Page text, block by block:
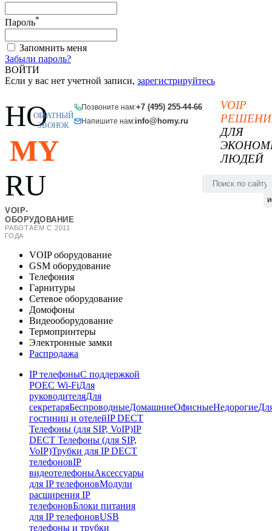
Пароль*
Запомнить меня
Забыли пароль?
ВОЙТИ
Если у вас нет учетной записи, зарегистрируйтесь
HO
MY
RU
VOIP-
ОБОРУДОВАНИЕ
РАБОТАЕМ С 2011
ГОДА
Позвоните нам:+7 (495) 255-44-66
Напишите нам:info@homy.ru
ОБРАТНЫЙ
ЗВОНОК
VOIP
ДЛЯ
ЛЮДЕЙ
VOIP оборудование
GSM оборудование
Телефония
Гарнитуры
Сетевое оборудование
Домофоны
Видеооборудование
Термопринтеры
Электронные замки
Распродажа
IP телефоныС поддержкой
POEC Wi-FiДля
руководителяДля
секретаряБеспроводныеДомашниеОфисныеНедорогие
гостиниц и отелейIP DECT
Телефоны (для SIP, VoIP)IP
DECT Телефоны (для SIP,
VoIP)Трубки для IP DECT
телефоновIP
видеотелефоныАксессуары
для IP телефоновМодули
расширения IP
телефоновБлоки питания
для IP телефоновUSB
телефоны и трубки